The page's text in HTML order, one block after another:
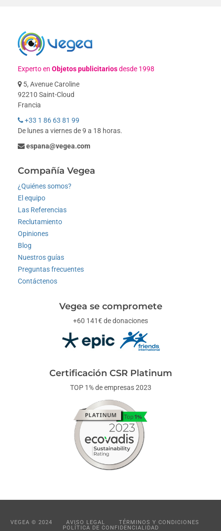
Experto enObjetos publicitariosdesde 1998
5, Avenue Caroline
92210 Saint-Cloud
Francia
+33 1 86 63 81 99
De lunes a viernes de 9 a 18 horas.
espana@vegea.com
Compañía Vegea
¿Quiénes somos?
El equipo
Las Referencias
Reclutamiento
Opiniones
Blog
Nuestros guías
Preguntas frecuentes
Contáctenos
Vegea se compromete
+60 141€ de donaciones
Certificación CSR Platinum
TOP 1% de empresas 2023
VEGEA © 2024 AVISO LEGAL
TÉRMINOS Y CONDICIONES
POLÍTICA DE CONFIDENCIALIDAD